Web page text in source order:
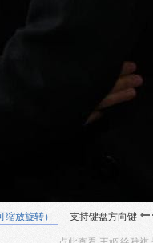
缩放旋转） 支持键盘方向键